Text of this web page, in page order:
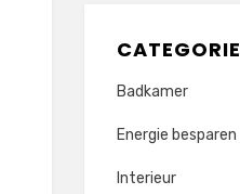
Badkamer
Energie besparen
Interieur